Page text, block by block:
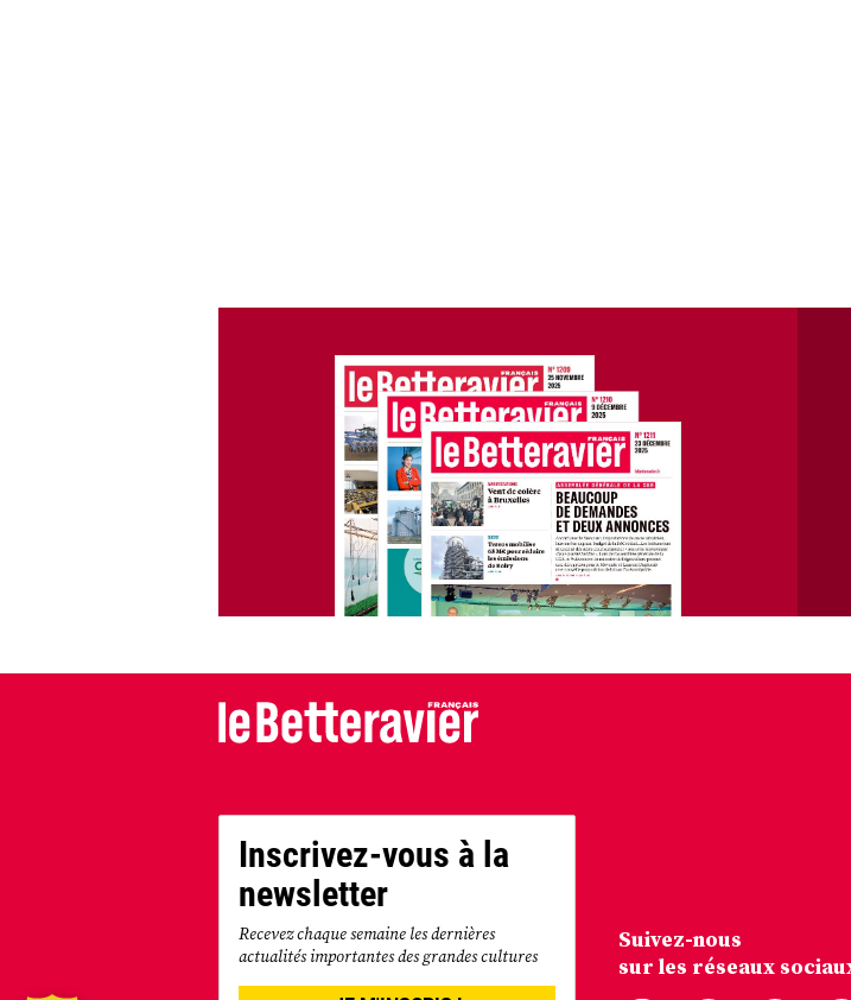
Inscrivez-vous à la
newsletter
Recevez chaque semaine les dernières
actualités importantes des grandes cultures
Suivez-nous
sur les réseaux